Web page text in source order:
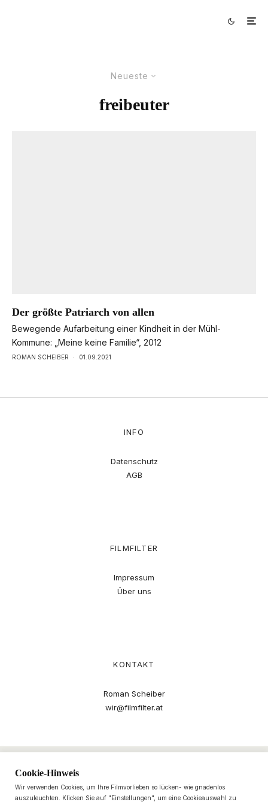
Neueste
freibeuter
Der größte Patriarch von allen
Bewegende Aufarbeitung einer Kindheit in der Mühl-
Kommune: „Meine keine Familie“, 2012
ROMAN SCHEIBER · 01.09.2021
INFO
Datenschutz
AGB
FILMFILTER
Impressum
Über uns
KONTAKT
Roman Scheiber
wir@filmfilter.at
Cookie-Hinweis
Wir verwenden Cookies, um Ihre Filmvorlieben so lücken- wie gnadenlos
auszuleuchten. Klicken Sie auf "Einstellungen", um eine Cookieauswahl zu